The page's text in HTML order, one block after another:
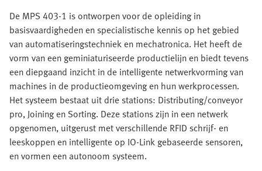
De MPS 403-1 is ontworpen voor de opleiding in
basisvaardigheden en specialistische kennis op het gebied
van automatiseringstechniek en mechatronica. Het heeft de
vorm van een geminiaturiseerde productielijn en biedt tevens
een diepgaand inzicht in de intelligente netwerkvorming van
machines in de productieomgeving en hun werkprocessen.
Het systeem bestaat uit drie stations: Distributing/conveyor
pro, Joining en Sorting. Deze stations zijn in een netwerk
opgenomen, uitgerust met verschillende RFID schrijf- en
leeskoppen en intelligente op IO-Link gebaseerde sensoren,
en vormen een autonoom systeem.